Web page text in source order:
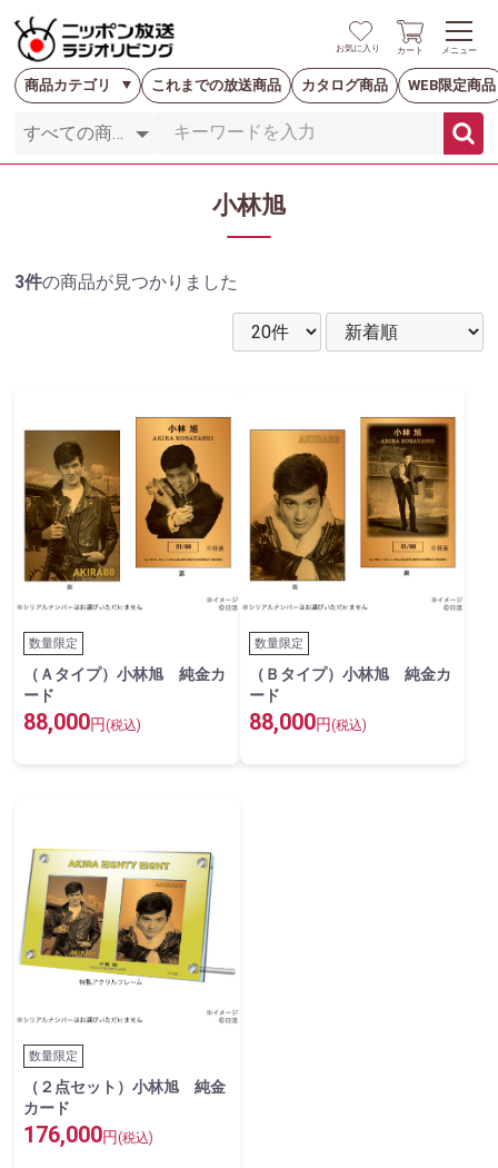
お気に入り カート メニュー
商品カテゴリ これまでの放送商品 カタログ商品 WEB限定商品
小林旭
3件の商品が見つかりました
数量限定
（Ａタイプ）小林旭 純金カ
ード
88,000円 (税込)
数量限定
（Ｂタイプ）小林旭 純金カ
ード
88,000円 (税込)
数量限定
（２点セット）小林旭 純金
カード
176,000円 (税込)